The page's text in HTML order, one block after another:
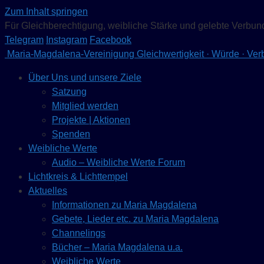
Zum Inhalt springen
Für Gleichberechtigung, weibliche Stärke und gelebte
Telegram Instagram Facebook
Maria-Magdalena-Vereinigung Gleichwertigkeit · Würde ·
Über Uns und unsere Ziele
Satzung
Mitglied werden
Projekte | Aktionen
Spenden
Weibliche Werte
Audio – Weibliche Werte Forum
Lichtkreis & Lichttempel
Aktuelles
Informationen zu Maria Magdalena
Gebete, Lieder etc. zu Maria Magdalena
Channelings
Bücher – Maria Magdalena u.a.
Weibliche Werte